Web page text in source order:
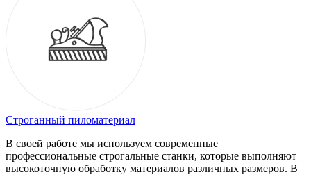
Строганный пиломатериал
В своей работе мы используем современные
профессиональные строгальные станки, которые выполняют
высокоточную обработку материалов различных размеров. В